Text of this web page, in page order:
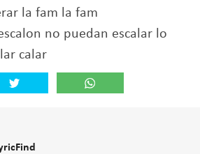
la fam la fam
no puedan escalar lo
calar